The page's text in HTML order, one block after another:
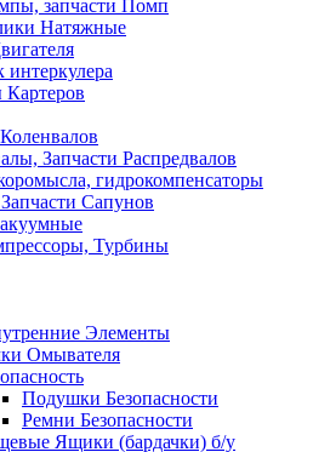
запчасти Помп
Натяжные
интеркулера
Запчасти Распредвалов
гидрокомпенсаторы
Сапунов
Турбины
Элементы
Омывателя
Подушки Безопасности
Ремни Безопасности
Ящики (бардачки) б/у